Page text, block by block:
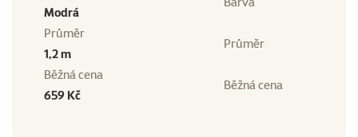
Modrá
Průměr
1,2 m
Průměr
Běžná cena
659 Kč
Běžná cena